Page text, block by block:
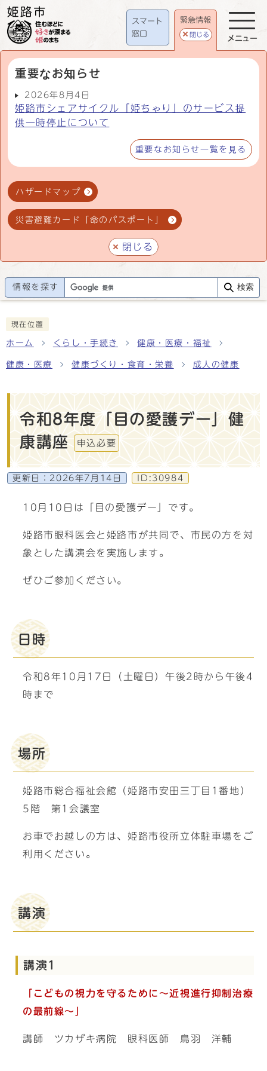
スマート
窓口
緊急情報
閉じる
重要なお知らせ
2026年8月4日
姫路市シェアサイクル「姫ちゃり」のサービス提
供一時停止について
重要なお知らせ一覧を見る
ハザードマップ
災害避難カード「命のパスポート」
閉じる
メニュー
情報を探す 検索
現在位置
ホーム くらし・手続き 健康・医療・福祉
健康・医療 健康づくり・食育・栄養 成人の健康
令和8年度「目の愛護デー」健
康講座
申込必要
更新日： 2026年7月14日 ID:30984
10月10日は「目の愛護デー」です。
姫路市眼科医会と姫路市が共同で、市民の方を対
象とした講演会を実施します。
ぜひご参加ください。
日時
令和8年10月17日（土曜日）午後2時から午後4
時まで
場所
姫路市総合福祉会館（姫路市安田三丁目1番地）
5階 第1会議室
お車でお越しの方は、姫路市役所立体駐車場をご
利用ください。
講演
講演1
「こどもの視力を守るために～近視進行抑制治療
の最前線～」
講師 ツカザキ病院 眼科医師 鳥羽 洋輔